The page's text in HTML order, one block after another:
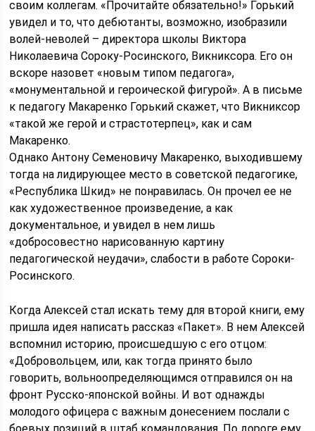
своим коллегам. «Прочитайте обязательно!» Горький
увидел и то, что дебютанты, возможно, изобразили
волей-неволей – директора школы Виктора
Николаевича Сороку-Росинского, Викниксора. Его он
вскоре назовет «новым типом педагога»,
«монументальной и героической фигурой». А в письме
к педагогу Макаренко Горький скажет, что Викниксор
«такой же герой и страстотерпец», как и сам
Макаренко.
Однако Антону Семеновичу Макаренко, выходившему
тогда на лидирующее место в советской педагогике,
«Республика Шкид» не понравилась. Он прочел ее не
как художественное произведение, а как
документальное, и увидел в нем лишь
«добросовестно нарисованную картину
педагогической неудачи», слабости в работе Сороки-
Росинского.
Когда Алексей стал искать тему для второй книги, ему
пришла идея написать рассказ «Пакет». В нем Алексей
вспомнил историю, происшедшую с его отцом:
«Добровольцем, или, как тогда принято было
говорить, вольноопределяющимся отправился он на
фронт Русско-японской войны. И вот однажды
молодого офицера с важным донесением послали с